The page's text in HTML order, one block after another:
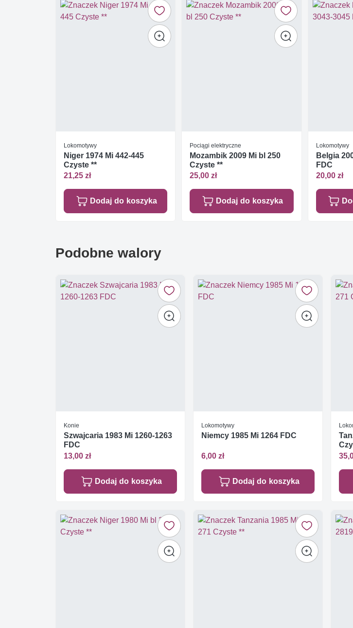
Lokomotywy
Niger 1974 Mi 442-445
Czyste **
21,25 zł
Dodaj do koszyka
Pociągi elektryczne
Mozambik 2009 Mi bl 250
Czyste **
25,00 zł
Dodaj do koszyka
Lokomotywy
Belgia
FDC
20,00 zł
Podobne walory
Konie
Szwajcaria 1983 Mi 1260-1263
FDC
13,00 zł
Dodaj do koszyka
Lokomotywy
Niemcy 1985 Mi 1264 FDC
6,00 zł
Dodaj do koszyka